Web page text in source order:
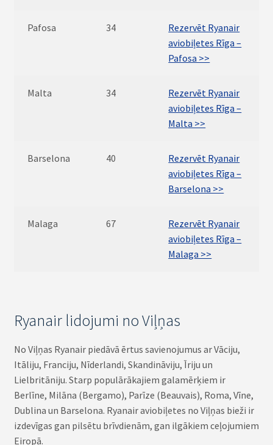
Pafosa 34
Rezervēt Ryanair
aviobiļetes Rīga –
Pafosa >>
Malta 34
Rezervēt Ryanair
aviobiļetes Rīga –
Malta >>
Barselona 40
Rezervēt Ryanair
aviobiļetes Rīga –
Barselona >>
Malaga 67
Rezervēt Ryanair
aviobiļetes Rīga –
Malaga >>
Ryanair lidojumi no Viļņas
No Viļņas Ryanair piedāvā ērtus savienojumus ar Vāciju,
Itāliju, Franciju, Nīderlandi, Skandināviju, Īriju un
Lielbritāniju. Starp populārākajiem galamērķiem ir
Berlīne, Milāna (Bergamo), Parīze (Beauvais), Roma, Vīne,
Dublina un Barselona. Ryanair aviobiļetes no Viļņas bieži ir
izdevīgas gan pilsētu brīvdienām, gan ilgākiem ceļojumiem
Eiropā.